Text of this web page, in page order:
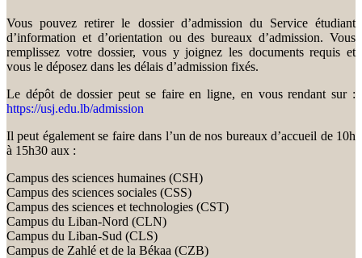
Vous pouvez retirer le dossier d’admission du Service étudiant
d’information et d’orientation ou des bureaux d’admission. Vous
remplissez votre dossier, vous y joignez les documents requis et
vous le déposez dans les délais d’admission fixés.
Le dépôt de dossier peut se faire en ligne, en vous rendant sur :
https://usj.edu.lb/admission
Il peut également se faire dans l’un de nos bureaux d’accueil de 10h
à 15h30 aux :
Campus des sciences humaines (CSH)
Campus des sciences sociales (CSS)
Campus des sciences et technologies (CST)
Campus du Liban-Nord (CLN)
Campus du Liban-Sud (CLS)
Campus de Zahlé et de la Békaa (CZB)